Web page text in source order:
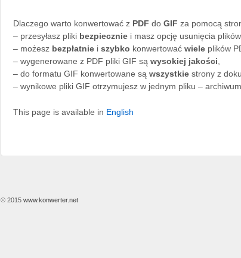
Dlaczego warto konwertować z PDF do GIF za pomocą
– przesyłasz pliki bezpiecznie i masz opcję usunięcia
– możesz bezpłatnie i szybko konwertować wiele plików
– wygenerowane z PDF pliki GIF są wysokiej jakości
– do formatu GIF konwertowane są wszystkie strony z
– wynikowe pliki GIF otrzymujesz w jednym pliku –
This page is available in English
© 2015 www.konwerter.net